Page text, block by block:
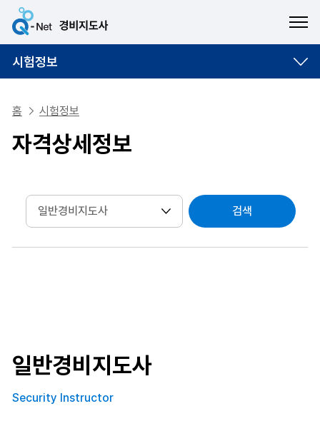
시험정보
홈 시험정보
자격상세정보
검색
일반경비지도사
Security Instructor